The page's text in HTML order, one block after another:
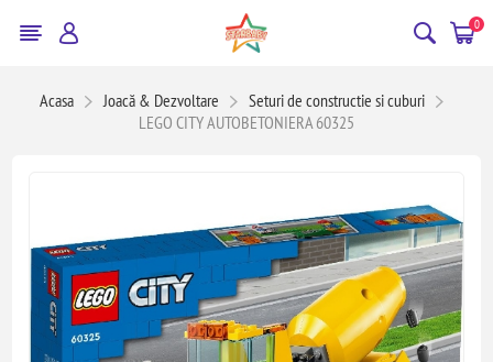
0
Acasa Joacă & Dezvoltare
Seturi de constructie si cuburi
LEGO CITY AUTOBETONIERA 60325